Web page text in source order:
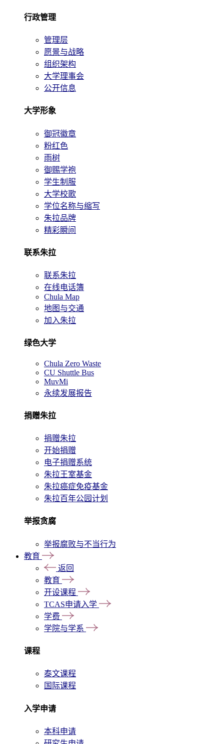
行政管理
管理层
愿景与战略
组织架构
大学理事会
公开信息
大学形象
御冠徽章
粉红色
雨树
御赐学袍
学生制服
大学校歌
学位名称与缩写
朱拉品牌
精彩瞬间
联系朱拉
联系朱拉
在线电话簿
Chula Map
地图与交通
加入朱拉
绿色大学
Chula Zero Waste
CU Shuttle Bus
MuvMi
永续发展报告
捐赠朱拉
捐赠朱拉
开始捐赠
电子捐赠系统
朱拉王室基金
朱拉癌症免疫基金
朱拉百年公园计划
举报贪腐
举报腐败与不当行为
教育
返回
教育
开设课程
TCAS申请入学
学费
学院与学系
课程
泰文课程
国际课程
入学申请
本科申请